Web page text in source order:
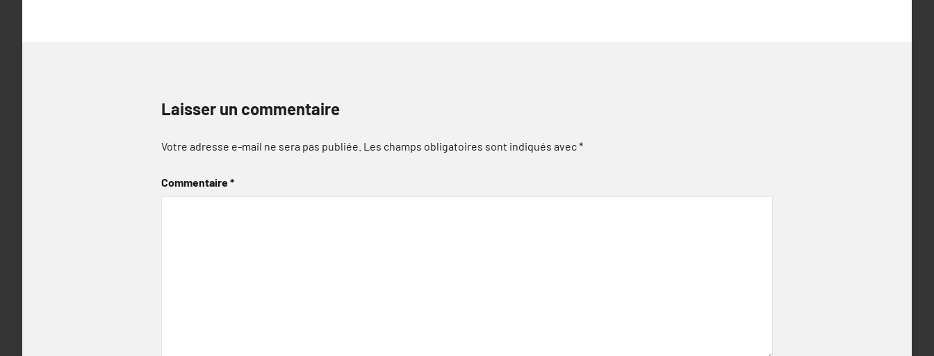
Laisser un commentaire
Votre adresse e-mail ne sera pas publiée. Les champs obligatoires sont indiqués avec*
Commentaire*